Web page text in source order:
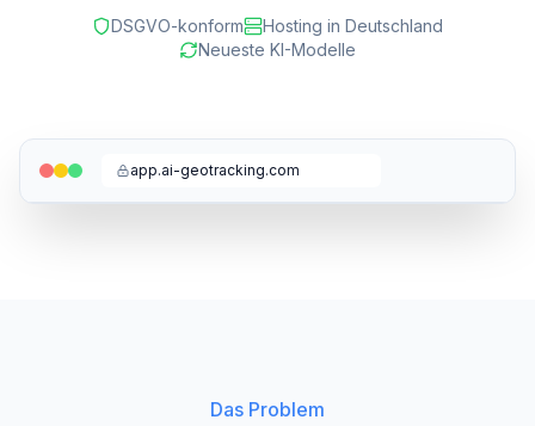
DSGVO-konform
Hosting in Deutschland
Neueste KI-Modelle
app.ai-geotracking.com
Das Problem